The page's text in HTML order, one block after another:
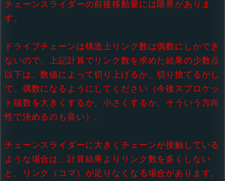
チェーンスライダーの前後移動量には限界がありま
す。
ドライブチェーンは構造上リンク数は偶数にしかでき
ないので、上記計算でリンク数を求めた結果の少数点
以下は、数値によって切り上げるか、切り捨てるかし
て、偶数になるようにしてください（今後スプロケッ
ト端数を大きくするか、小さくするか、そういう方向
性で決めるのも良い）。
チェーンスライダーに大きくチェーンが接触している
ような場合は、計算結果よりリンク数を多くしない
と、リンク（コマ）が足りなくなる場合があります。